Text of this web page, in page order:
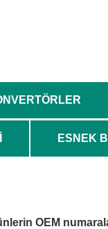
ESNEK
OEM